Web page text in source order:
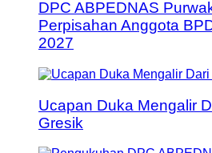
DPC ABPEDNAS
Perpisahan Anggota
2027
Ucapan Duka Mengalir
Gresik